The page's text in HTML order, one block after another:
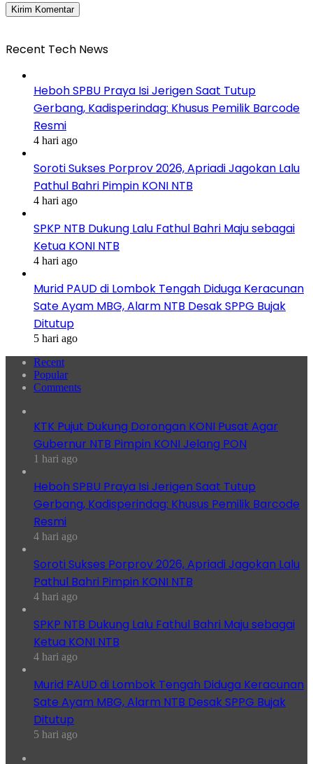
Recent Tech News
Heboh SPBU Praya Isi Jerigen Saat Tutup
Gerbang, Kadisperindag: Khusus Pemilik Barcode
Resmi
4 hari ago
Soroti Sukses Porprov 2026, Apriadi Jagokan Lalu
Pathul Bahri Pimpin KONI NTB
4 hari ago
SPKP NTB Dukung Lalu Fathul Bahri Maju sebagai
Ketua KONI NTB
4 hari ago
Murid PAUD di Lombok Tengah Diduga Keracunan
Sate Ayam MBG, Alarm NTB Desak SPPG Bujak
Ditutup
5 hari ago
Recent
Popular
Comments
KTK Pujut Dukung Dorongan KONI Pusat Agar
Gubernur NTB Pimpin KONI Jelang PON
1 hari ago
Heboh SPBU Praya Isi Jerigen Saat Tutup
Gerbang, Kadisperindag: Khusus Pemilik Barcode
Resmi
4 hari ago
Soroti Sukses Porprov 2026, Apriadi Jagokan Lalu
Pathul Bahri Pimpin KONI NTB
4 hari ago
SPKP NTB Dukung Lalu Fathul Bahri Maju sebagai
Ketua KONI NTB
4 hari ago
Murid PAUD di Lombok Tengah Diduga Keracunan
Sate Ayam MBG, Alarm NTB Desak SPPG Bujak
Ditutup
5 hari ago